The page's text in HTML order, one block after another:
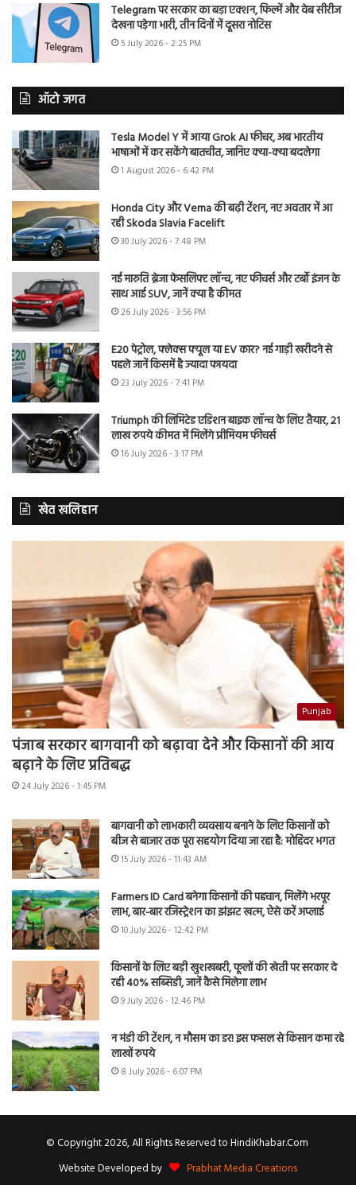
Telegram पर सरकार का बड़ा एक्शन, फिल्में और वेब सीरीज
देखना पड़ेगा भारी, तीन दिनों में दूसरा नोटिस
5 July 2026 - 2:25 PM
ऑटो जगत
Tesla Model Y में आया Grok AI फीचर, अब भारतीय
भाषाओं में कर सकेंगे बातचीत, जानिए क्या-क्या बदलेगा
1 August 2026 - 6:42 PM
Honda City और Verna की बढ़ी टेंशन, नए अवतार में आ
रही Skoda Slavia Facelift
30 July 2026 - 7:48 PM
नई मारुति ब्रेजा फेसलिफ्ट लॉन्च, नए फीचर्स और टर्बो इंजन के
साथ आई SUV, जानें क्या है कीमत
26 July 2026 - 3:56 PM
E20 पेट्रोल, फ्लेक्स फ्यूल या EV कार? नई गाड़ी खरीदने से
पहले जानें किसमें है ज्यादा फायदा
23 July 2026 - 7:41 PM
Triumph की लिमिटेड एडिशन बाइक लॉन्च के लिए तैयार, 21
लाख रुपये कीमत में मिलेंगे प्रीमियम फीचर्स
16 July 2026 - 3:17 PM
खेत खलिहान
Punjab
पंजाब सरकार बागवानी को बढ़ावा देने और किसानों की आय
बढ़ाने के लिए प्रतिबद्ध
24 July 2026 - 1:45 PM
बागवानी को लाभकारी व्यवसाय बनाने के लिए किसानों को
बीज से बाजार तक पूरा सहयोग दिया जा रहा है: मोहिंदर भगत
15 July 2026 - 11:43 AM
Farmers ID Card बनेगा किसानों की पहचान, मिलेंगे भरपूर
लाभ, बार-बार रजिस्ट्रेशन का झंझट खत्म, ऐसे करें अप्लाई
10 July 2026 - 12:42 PM
किसानों के लिए बड़ी खुशखबरी, फूलों की खेती पर सरकार दे
रही 40% सब्सिडी, जानें कैसे मिलेगा लाभ
9 July 2026 - 12:46 PM
न मंडी की टेंशन, न मौसम का डर! इस फसल से किसान कमा रहे
लाखों रुपये
8 July 2026 - 6:07 PM
© Copyright 2026, All Rights Reserved to HindiKhabar.Com
Website Developed by
Prabhat Media Creations